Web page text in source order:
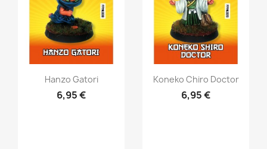
Vista rápida
Hanzo Gatori
6,95 €
Vista rápida
Koneko Chiro Doctor
6,95 €